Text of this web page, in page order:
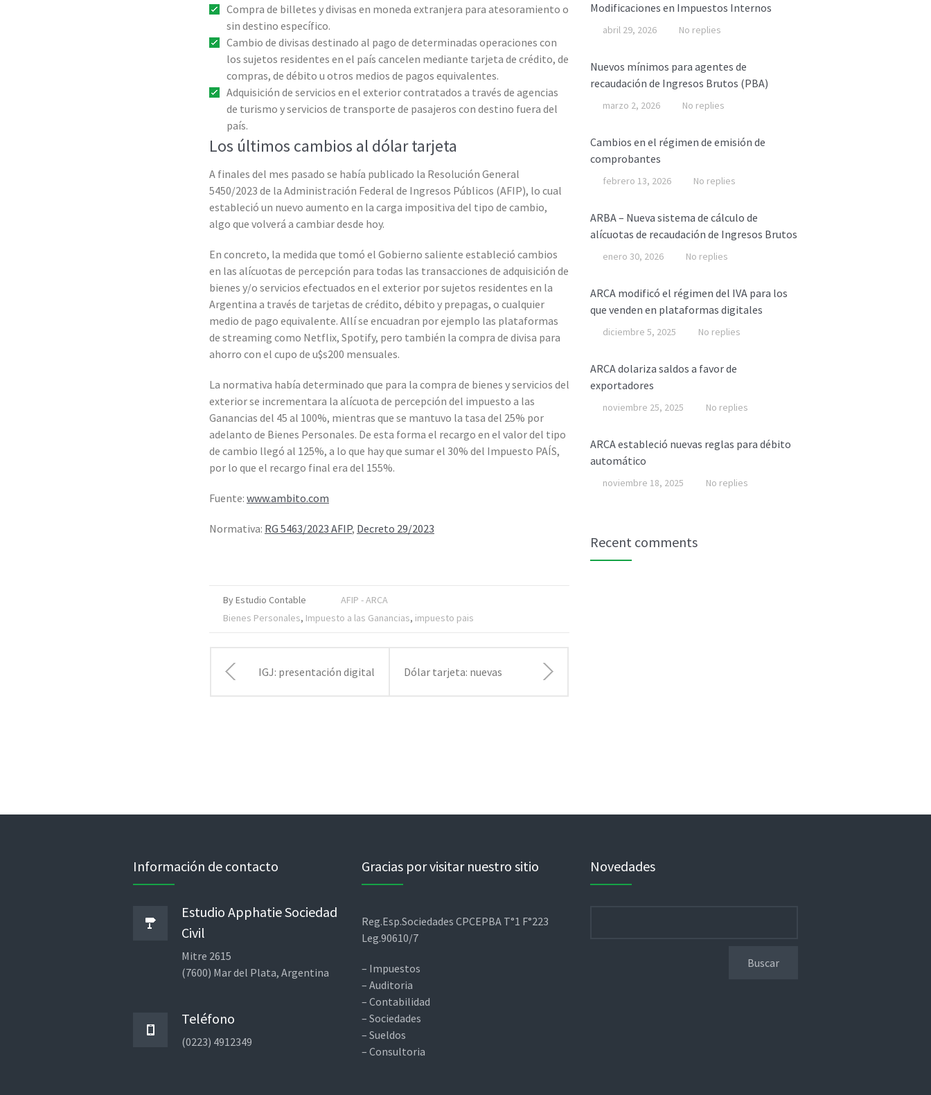
Compra de billetes y divisas en moneda extranjera para atesoramiento o
sin destino específico.
Cambio de divisas destinado al pago de determinadas operaciones con
los sujetos residentes en el país cancelen mediante tarjeta de crédito, de
compras, de débito u otros medios de pagos equivalentes.
Adquisición de servicios en el exterior contratados a través de agencias
de turismo y servicios de transporte de pasajeros con destino fuera del
país.
Los últimos cambios al dólar tarjeta
A finales del mes pasado se había publicado la Resolución General
5450/2023 de la Administración Federal de Ingresos Públicos (AFIP), lo cual
estableció un nuevo aumento en la carga impositiva del tipo de cambio,
algo que volverá a cambiar desde hoy.
En concreto, la medida que tomó el Gobierno saliente estableció cambios
en las alícuotas de percepción para todas las transacciones de adquisición de
bienes y/o servicios efectuados en el exterior por sujetos residentes en la
Argentina a través de tarjetas de crédito, débito y prepagas, o cualquier
medio de pago equivalente. Allí se encuadran por ejemplo las plataformas
de streaming como Netflix, Spotify, pero también la compra de divisa para
ahorro con el cupo de u$s200 mensuales.
La normativa había determinado que para la compra de bienes y servicios del
exterior se incrementara la alícuota de percepción del impuesto a las
Ganancias del 45 al 100%, mientras que se mantuvo la tasa del 25% por
adelanto de Bienes Personales. De esta forma el recargo en el valor del tipo
de cambio llegó al 125%, a lo que hay que sumar el 30% del Impuesto PAÍS,
por lo que el recargo final era del 155%.
Fuente: www.ambito.com
Normativa: RG 5463/2023 AFIP, Decreto 29/2023
By Estudio Contable
AFIP - ARCA
Bienes Personales, Impuesto a las Ganancias, impuesto pais
IGJ: presentación digital Dólar tarjeta: nuevas
Modificaciones en Impuestos Internos
abril 29, 2026 No replies
Nuevos mínimos para agentes de
recaudación de Ingresos Brutos (PBA)
marzo 2, 2026 No replies
Cambios en el régimen de emisión de
comprobantes
febrero 13, 2026 No replies
ARBA – Nueva sistema de cálculo de
alícuotas de recaudación de Ingresos Brutos
enero 30, 2026 No replies
ARCA modificó el régimen del IVA para los
que venden en plataformas digitales
diciembre 5, 2025 No replies
ARCA dolariza saldos a favor de
exportadores
noviembre 25, 2025 No replies
ARCA estableció nuevas reglas para débito
automático
noviembre 18, 2025 No replies
Recent comments
Información de contacto
Estudio Apphatie Sociedad
Civil
Mitre 2615
(7600) Mar del Plata, Argentina
Teléfono
(0223) 4912349
Gracias por visitar nuestro sitio
Reg.Esp.Sociedades CPCEPBA T°1 F°223
Leg.90610/7
– Impuestos
– Auditoria
– Contabilidad
– Sociedades
– Sueldos
– Consultoria
Novedades